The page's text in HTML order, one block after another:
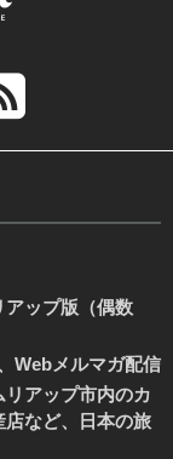
アップ版（偶数
Webメルマガ配信
リアップ市内のカ
など、日本の旅